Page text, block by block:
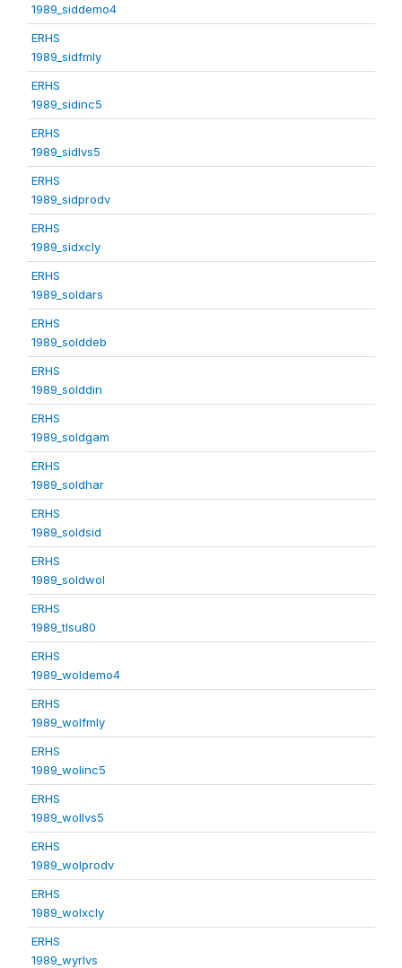
1989_siddemo4
ERHS
1989_sidfmly
ERHS
1989_sidinc5
ERHS
1989_sidlvs5
ERHS
1989_sidprodv
ERHS
1989_sidxcly
ERHS
1989_soldars
ERHS
1989_solddeb
ERHS
1989_solddin
ERHS
1989_soldgam
ERHS
1989_soldhar
ERHS
1989_soldsid
ERHS
1989_soldwol
ERHS
1989_tlsu80
ERHS
1989_woldemo4
ERHS
1989_wolfmly
ERHS
1989_wolinc5
ERHS
1989_wollvs5
ERHS
1989_wolprodv
ERHS
1989_wolxcly
ERHS
1989_wyrlvs